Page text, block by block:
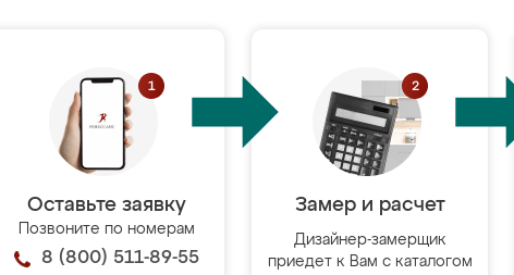
Оставьте заявку
Позвоните по номерам
8 (800) 511-89-55
Замер и расчет
Дизайнер-замерщик
приедет к Вам с каталогом